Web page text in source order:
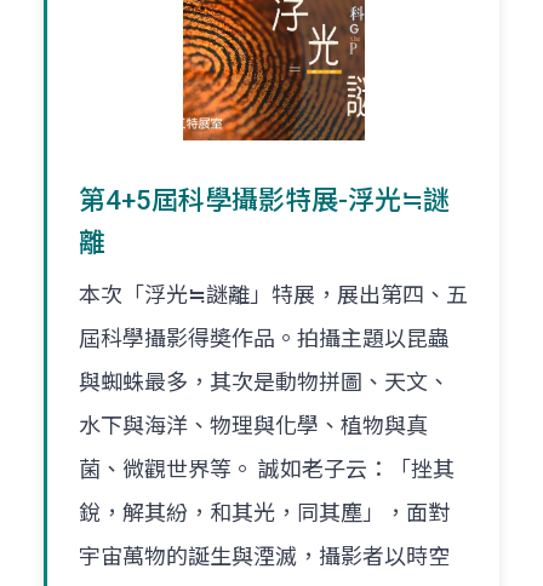
第4+5屆科學攝影特展-浮光≒謎
離
本次「浮光≒謎離」特展，展出第四、五
屆科學攝影得奬作品。拍攝主題以昆蟲
與蜘蛛最多，其次是動物拼圖、天文、
水下與海洋、物理與化學、植物與真
菌、微觀世界等。 誠如老子云：「挫其
銳，解其紛，和其光，同其塵」，面對
宇宙萬物的誕生與湮滅，攝影者以時空